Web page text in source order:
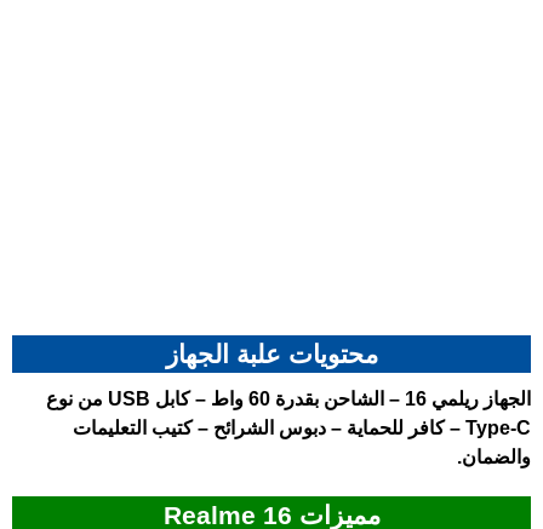
محتويات علبة الجهاز
الجهاز ريلمي 16
– الشاحن بقدرة 60 واط – كابل USB من نوع
Type-C – كافر للحماية – دبوس الشرائح – كتيب التعليمات
والضمان.
مميزات Realme 16